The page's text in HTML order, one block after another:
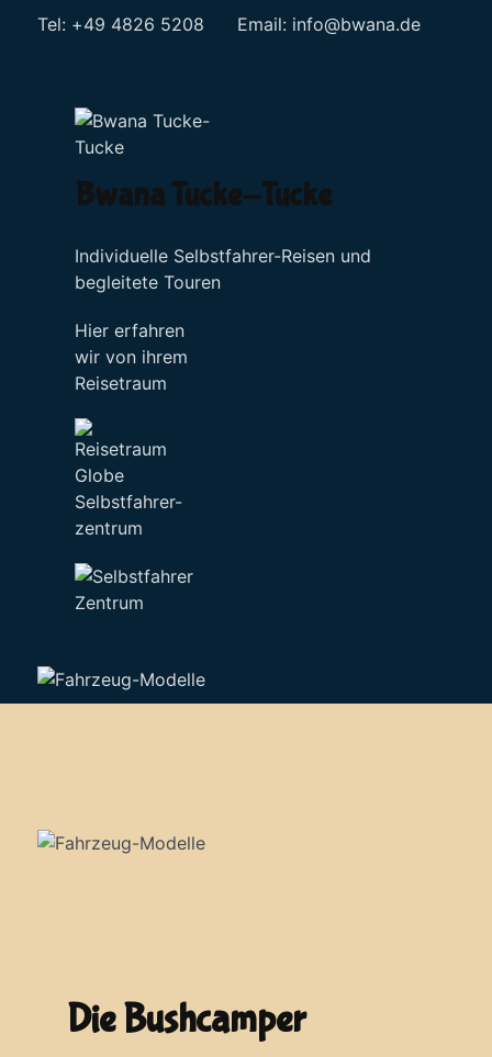
Tel: +49 4826 5208 Email: info@bwana.de
Bwana Tucke-Tucke
Individuelle Selbstfahrer-Reisen und
begleitete Touren
Hier erfahren
wir von ihrem
Reisetraum
Selbstfahrer-
zentrum
Die Bushcamper